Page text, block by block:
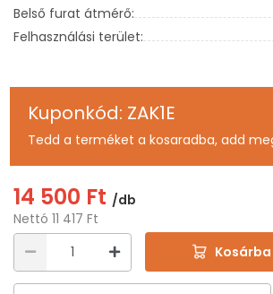
Belső furat átmérő:
Felhasználási terület:
Kuponkód: ZAK1E
Tedd a terméket a kosaradba, add
14 500 Ft /db
Nettó 11 417 Ft